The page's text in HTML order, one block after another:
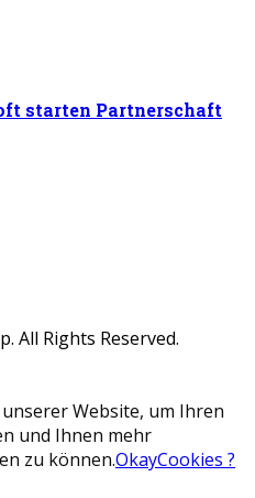
starten Partnerschaft
All Rights Reserved.
Website, um Ihren
und Ihnen mehr
zu können.OkayCookies ?